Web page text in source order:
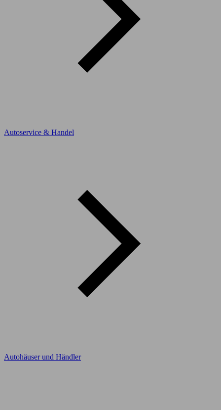
Autoservice & Handel
Autohäuser und Händler